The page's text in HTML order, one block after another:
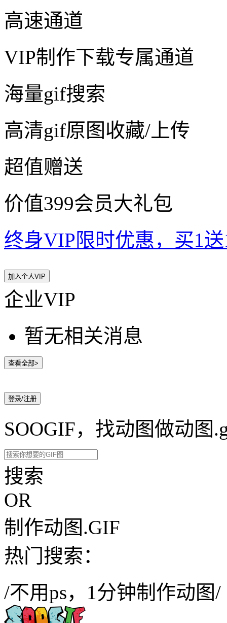
高速通道
VIP制作下载专属通道
海量gif搜索
高清gif原图收藏/上传
超值赠送
价值399会员大礼包
终身VIP限时优惠，买1
加入个人VIP
企业VIP
暂无相关消息
查看全部>
登录/注册
SOOGIF，找动图做动图
搜索
OR
制作动图.GIF
热门搜索：
/不用ps，1分钟制作动图/